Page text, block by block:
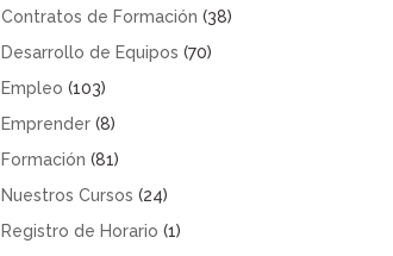
Contratos de Formación (38)
Desarrollo de Equipos (70)
Empleo (103)
Emprender (8)
Formación (81)
Nuestros Cursos (24)
Registro de Horario (1)